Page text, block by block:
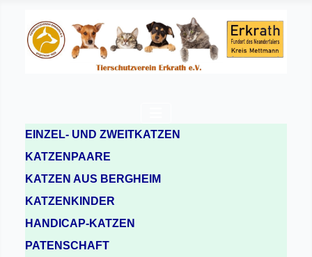
EINZEL- UND ZWEITKATZEN
KATZENPAARE
KATZEN AUS BERGHEIM
KATZENKINDER
HANDICAP-KATZEN
PATENSCHAFT